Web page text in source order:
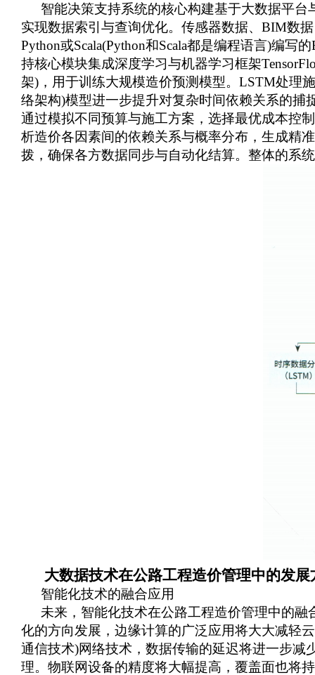
智能决策支持系统的核心构建基于大数据平
实现数据索引与查询优化。传感器数据、BIM数
Python或Scala(Python和Scala都是编程语言)编
持核心模块集成深度学习与机器学习框架
架)，用于训练大规模造价预测模型。LSTM处理
络架构)模型进一步提升对复杂时间依赖关系的
通过模拟不同预算与施工方案，选择最优成本控
析造价各因素间的依赖关系与概率分布，生成精
拨，确保各方数据同步与自动化结算。整体的系
大数据技术在公路工程造价管理中的发展
智能化技术的融合应用
未来，智能化技术在公路工程造价管理中的
化的方向发展，边缘计算的广泛应用将大大减轻
通信技术)网络技术，数据传输的延迟将进一步
理。物联网设备的精度将大幅提高，覆盖面也将